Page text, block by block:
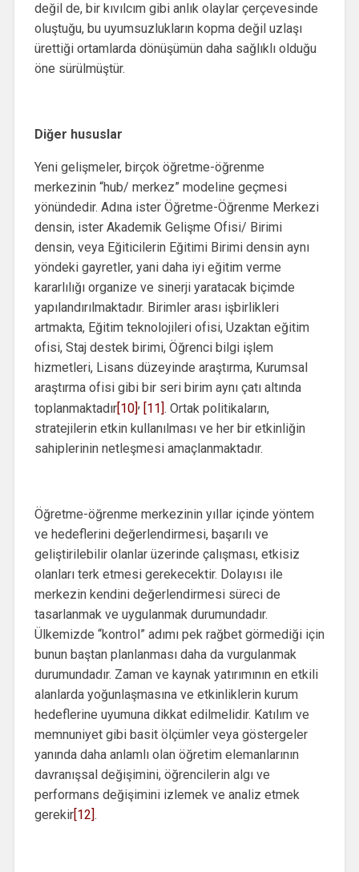
değil de, bir kıvılcım gibi anlık olaylar çerçevesinde
oluştuğu, bu uyumsuzlukların kopma değil uzlaşı
ürettiği ortamlarda dönüşümün daha sağlıklı olduğu
öne sürülmüştür.
Diğer hususlar
Yeni gelişmeler, birçok öğretme-öğrenme
merkezinin “hub/ merkez” modeline geçmesi
yönündedir. Adına ister Öğretme-Öğrenme Merkezi
densin, ister Akademik Gelişme Ofisi/ Birimi
densin, veya Eğiticilerin Eğitimi Birimi densin aynı
yöndeki gayretler, yani daha iyi eğitim verme
kararlılığı organize ve sinerji yaratacak biçimde
yapılandırılmaktadır. Birimler arası işbirlikleri
artmakta, Eğitim teknolojileri ofisi, Uzaktan eğitim
ofisi, Staj destek birimi, Öğrenci bilgi işlem
hizmetleri, Lisans düzeyinde araştırma, Kurumsal
araştırma ofisi gibi bir seri birim aynı çatı altında
toplanmaktadır[10], [11] . Ortak politikaların,
stratejilerin etkin kullanılması ve her bir etkinliğin
sahiplerinin netleşmesi amaçlanmaktadır.
Öğretme-öğrenme merkezinin yıllar içinde yöntem
ve hedeflerini değerlendirmesi, başarılı ve
geliştirilebilir olanlar üzerinde çalışması, etkisiz
olanları terk etmesi gerekecektir. Dolayısı ile
merkezin kendini değerlendirmesi süreci de
tasarlanmak ve uygulanmak durumundadır.
Ülkemizde “kontrol” adımı pek rağbet görmediği için
bunun baştan planlanması daha da vurgulanmak
durumundadır. Zaman ve kaynak yatırımının en etkili
alanlarda yoğunlaşmasına ve etkinliklerin kurum
hedeflerine uyumuna dikkat edilmelidir. Katılım ve
memnuniyet gibi basit ölçümler veya göstergeler
yanında daha anlamlı olan öğretim elemanlarının
davranışsal değişimini, öğrencilerin algı ve
performans değişimini izlemek ve analiz etmek
gerekir[12] .